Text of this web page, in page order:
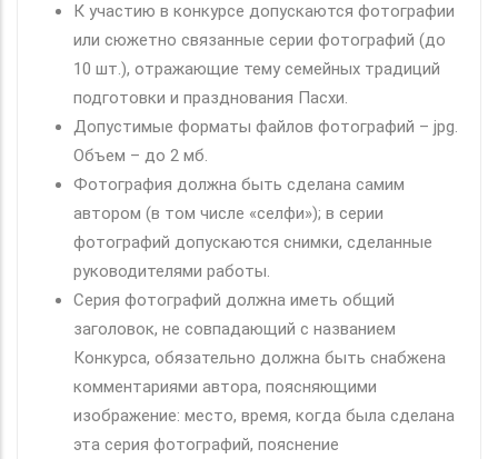
К участию в конкурсе допускаются фотографии
или сюжетно связанные серии фотографий (до
10 шт.), отражающие тему семейных традиций
подготовки и празднования Пасхи.
Допустимые форматы файлов фотографий – jpg.
Объем – до 2 мб.
Фотография должна быть сделана самим
автором (в том числе «селфи»); в серии
фотографий допускаются снимки, сделанные
руководителями работы.
Серия фотографий должна иметь общий
заголовок, не совпадающий с названием
Конкурса, обязательно должна быть снабжена
комментариями автора, поясняющими
изображение: место, время, когда была сделана
эта серия фотографий, пояснение